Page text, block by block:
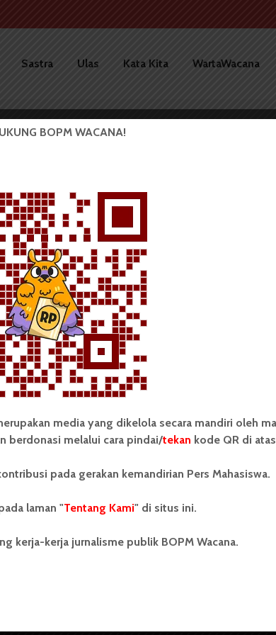
Sastra Ulas Kata Kita WartaWacana
Info Iklan
Pedoman Media Siber
BOPM WACANA!
media yang dikelola secara mandiri oleh
berdonasi melalui cara pindai/tekan kode QR di
pada gerakan kemandirian Pers Mahasiswa.
laman "Tentang Kami" di situs ini.
kerja-kerja jurnalisme publik BOPM Wacana.